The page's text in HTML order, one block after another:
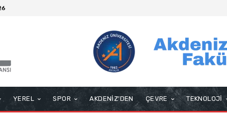
YEREL SPOR AKDENİZ’DEN ÇEVRE TEKNOLOJİ